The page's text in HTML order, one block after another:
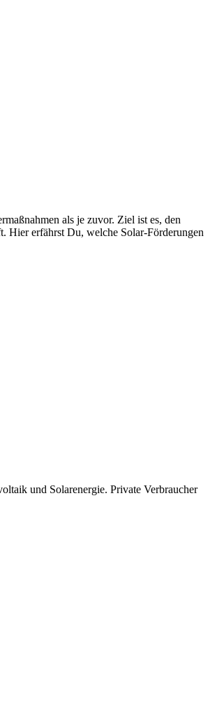
als je zuvor. Ziel ist es, den
Hier erfährst Du, welche Solar-Förderungen
und Solarenergie. Private Verbraucher